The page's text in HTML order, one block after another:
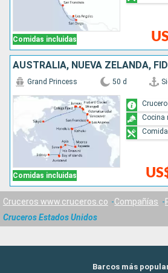
Comidas incluidas
Comidas incluidas
Grand Princess 50 d
Cocina
Cruceros www.cruceros.co Compañías
Cruceros Estados Unidos
Barcos más